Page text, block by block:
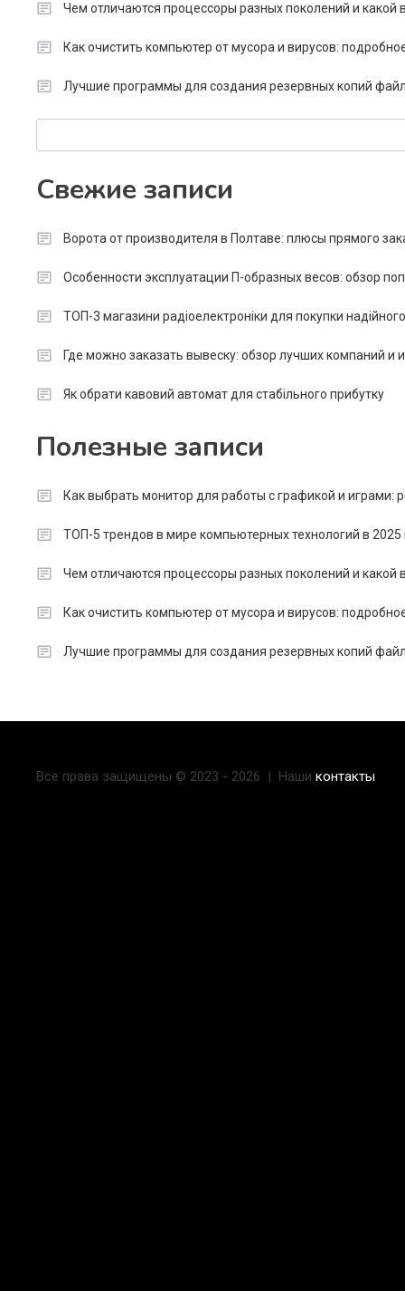
Чем отличаются процессоры разных поколений и какой
Как очистить компьютер от мусора и вирусов:
Лучшие программы для создания резервных копий
Свежие записи
Ворота от производителя в Полтаве: плюсы прямого
Особенности эксплуатации П-образных весов: обзор
ТОП-3 магазини радіоелектроніки для покупки
Где можно заказать вывеску: обзор лучших компаний и
Як обрати кавовий автомат для стабільного прибутку
Полезные записи
Как выбрать монитор для работы с графикой и играми:
ТОП-5 трендов в мире компьютерных технологий в 2025
Чем отличаются процессоры разных поколений и какой
Как очистить компьютер от мусора и вирусов:
Лучшие программы для создания резервных копий
Все права защищены © 2023 - 2026 | Наши контакты